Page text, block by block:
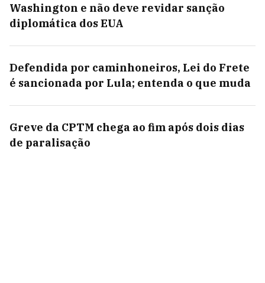
Washington e não deve revidar sanção
diplomática dos EUA
Defendida por caminhoneiros, Lei do Frete
é sancionada por Lula; entenda o que muda
Greve da CPTM chega ao fim após dois dias
de paralisação